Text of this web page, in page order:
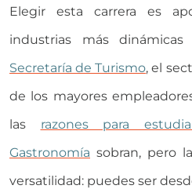
Elegir esta carrera es
industrias más
Secretaría de Turismo, el
de los mayores
las razones para
Gastronomía sobran, pero
versatilidad: puedes ser